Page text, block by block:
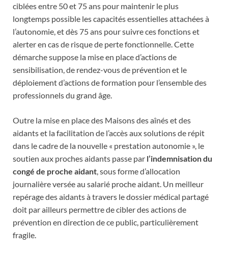
ciblées entre 50 et 75 ans pour maintenir le plus
longtemps possible les capacités essentielles attachées à
l’autonomie, et dès 75 ans pour suivre ces fonctions et
alerter en cas de risque de perte fonctionnelle. Cette
démarche suppose la mise en place d’actions de
sensibilisation, de rendez-vous de prévention et le
déploiement d’actions de formation pour l’ensemble des
professionnels du grand âge.
Outre la mise en place des Maisons des aînés et des
aidants et la facilitation de l’accès aux solutions de répit
dans le cadre de la nouvelle « prestation autonomie », le
soutien aux proches aidants passe par l’indemnisation du
congé de proche aidant, sous forme d’allocation
journalière versée au salarié proche aidant. Un meilleur
repérage des aidants à travers le dossier médical partagé
doit par ailleurs permettre de cibler des actions de
prévention en direction de ce public, particulièrement
fragile.